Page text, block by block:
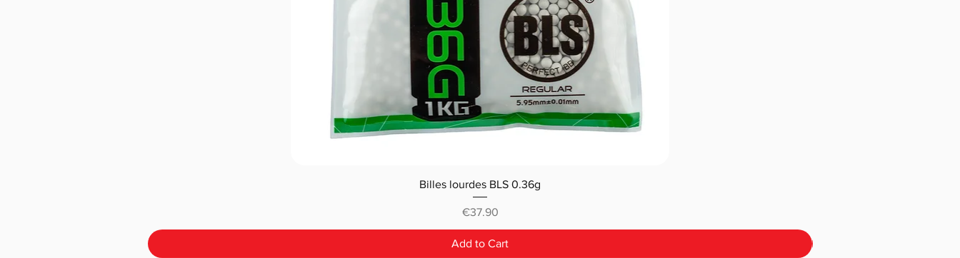
Billes lourdes BLS 0.36g
Price
€37.90
Add to Cart